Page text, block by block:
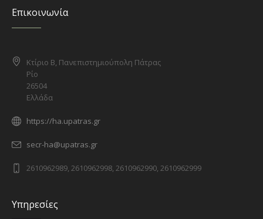
Επικοινωνία
Κτίριο Β, Πανεπιστημιούπολη Πάτρας
Ρίο
26504
Ελλάδα
https://ha.upatras.gr
secr-ha@upatras.gr
2610962989, 2610962998, 2610962990, 2610962999
Υπηρεσίες